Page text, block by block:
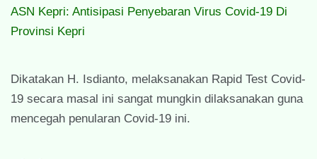
ASN Kepri: Antisipasi Penyebaran Virus Covid-19 Di
Provinsi Kepri
Dikatakan H. Isdianto, melaksanakan Rapid Test Covid-
19 secara masal ini sangat mungkin dilaksanakan guna
mencegah penularan Covid-19 ini.